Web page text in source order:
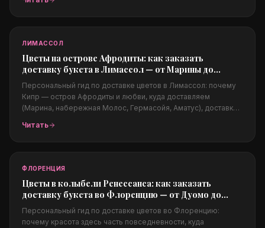
подходят жаркому и ветреному климату, цены в долларах и
ЛИМАССОЛ
Цветы на острове Афродиты: как заказать
доставку букета в Лимассол — от Марины до
набережной Молос
Персональный гид по доставке цветов в Лимассол: почему
Кипр — остров Афродиты и любви, куда доставляем
(Марина, набережная Молос, Гермасойя, Аматус), доставка в
жаркому климату, цены в евро и заказ из-за границы.
Читать
ФЛОРЕНЦИЯ
Цветы в колыбели Ренессанса: как заказать
доставку букета во Флоренцию — от Дуомо до
Понте-Веккьо
Персональный гид по доставке цветов во Флоренцию:
почему красота здесь часть повседневности, куда